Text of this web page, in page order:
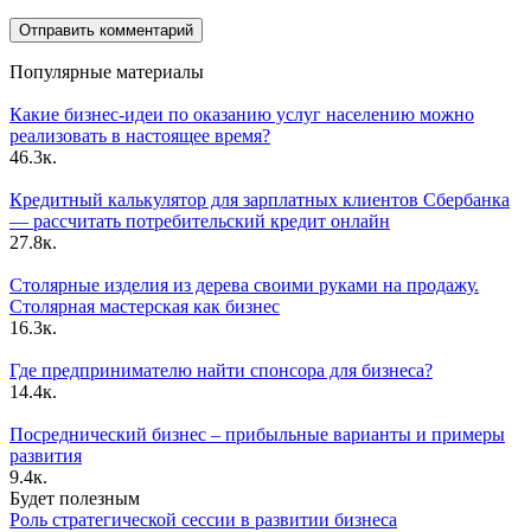
Популярные материалы
Какие бизнес-идеи по оказанию услуг населению можно
реализовать в настоящее время?
46.3к.
Кредитный калькулятор для зарплатных клиентов Сбербанка
— рассчитать потребительский кредит онлайн
27.8к.
Столярные изделия из дерева своими руками на продажу.
Столярная мастерская как бизнес
16.3к.
Где предпринимателю найти спонсора для бизнеса?
14.4к.
Посреднический бизнес – прибыльные варианты и примеры
развития
9.4к.
Будет полезным
Роль стратегической сессии в развитии бизнеса